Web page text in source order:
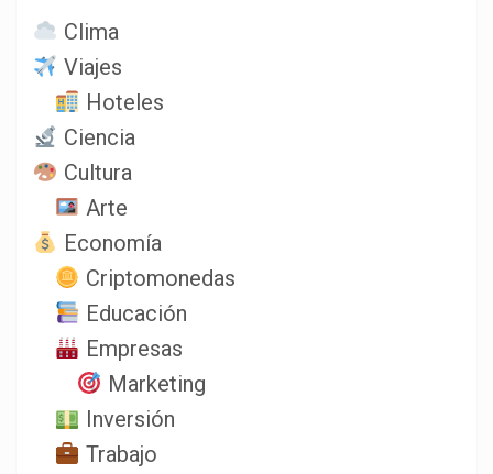
Clima
Viajes
Hoteles
Ciencia
Cultura
Arte
Economía
Criptomonedas
Educación
Empresas
Marketing
Inversión
Trabajo